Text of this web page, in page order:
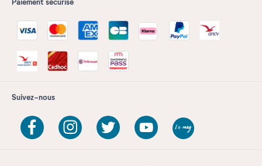
Paiement sécurisé
Suivez-nous